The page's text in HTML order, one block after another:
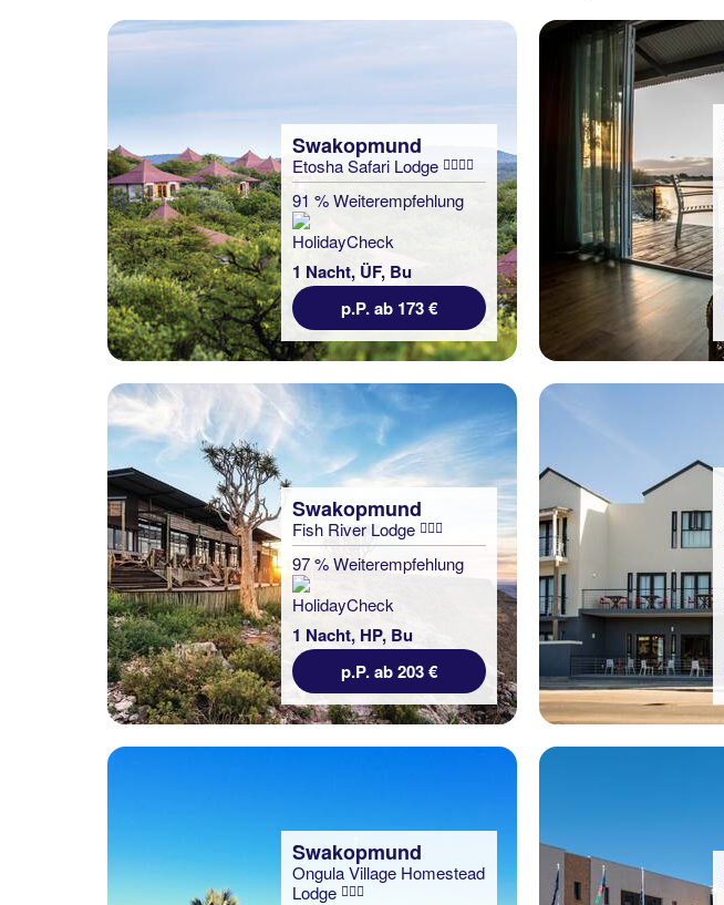
Swakopmund
Etosha Safari Lodge
91 % Weiterempfehlung
1 Nacht, ÜF, Bu
p.P. ab 173 €
Swakopmund
Fish River Lodge
97 % Weiterempfehlung
1 Nacht, HP, Bu
p.P. ab 203 €
Swakopmund
Ongula Village Homestead
Lodge